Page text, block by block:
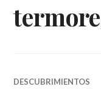
DESCUBRIMIENTOS